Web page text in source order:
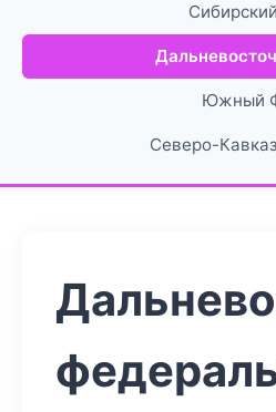
Южный
Северо-